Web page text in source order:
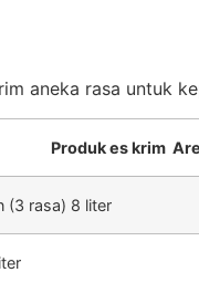
aneka rasa untuk
Produk es krim
(3 rasa) 8 liter